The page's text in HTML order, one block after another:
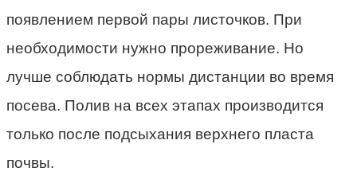
появлением первой пары листочков. При
необходимости нужно прореживание. Но
лучше соблюдать нормы дистанции во время
посева. Полив на всех этапах производится
только после подсыхания верхнего пласта
почвы.